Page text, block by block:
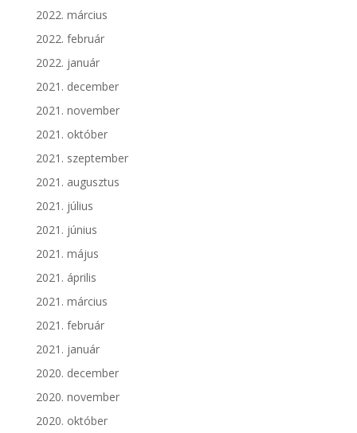
2022. március
2022. február
2022. január
2021. december
2021. november
2021. október
2021. szeptember
2021. augusztus
2021. július
2021. június
2021. május
2021. április
2021. március
2021. február
2021. január
2020. december
2020. november
2020. október